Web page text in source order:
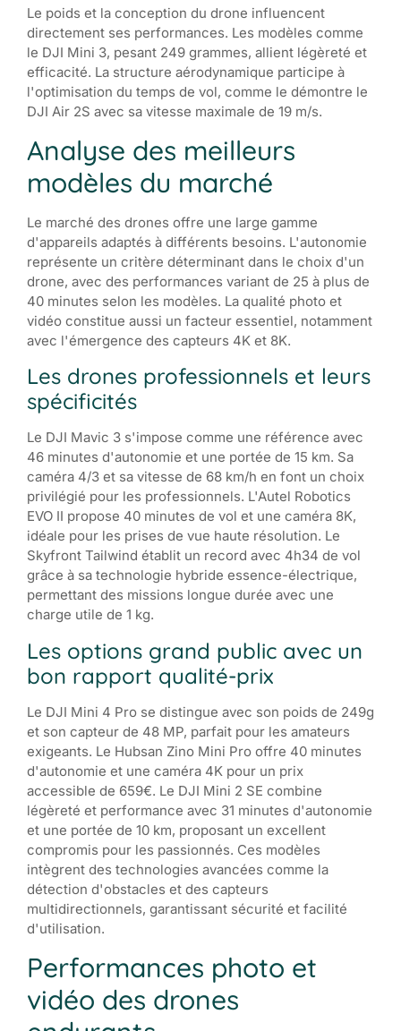
Le poids et la conception du drone influencent
directement ses performances. Les modèles comme
le DJI Mini 3, pesant 249 grammes, allient légèreté et
efficacité. La structure aérodynamique participe à
l'optimisation du temps de vol, comme le démontre le
DJI Air 2S avec sa vitesse maximale de 19 m/s.
Analyse des meilleurs
modèles du marché
Le marché des drones offre une large gamme
d'appareils adaptés à différents besoins. L'autonomie
représente un critère déterminant dans le choix d'un
drone, avec des performances variant de 25 à plus de
40 minutes selon les modèles. La qualité photo et
vidéo constitue aussi un facteur essentiel, notamment
avec l'émergence des capteurs 4K et 8K.
Les drones professionnels et leurs
spécificités
Le DJI Mavic 3 s'impose comme une référence avec
46 minutes d'autonomie et une portée de 15 km. Sa
caméra 4/3 et sa vitesse de 68 km/h en font un choix
privilégié pour les professionnels. L'Autel Robotics
EVO II propose 40 minutes de vol et une caméra 8K,
idéale pour les prises de vue haute résolution. Le
Skyfront Tailwind établit un record avec 4h34 de vol
grâce à sa technologie hybride essence-électrique,
permettant des missions longue durée avec une
charge utile de 1 kg.
Les options grand public avec un
bon rapport qualité-prix
Le DJI Mini 4 Pro se distingue avec son poids de 249g
et son capteur de 48 MP, parfait pour les amateurs
exigeants. Le Hubsan Zino Mini Pro offre 40 minutes
d'autonomie et une caméra 4K pour un prix
accessible de 659€. Le DJI Mini 2 SE combine
légèreté et performance avec 31 minutes d'autonomie
et une portée de 10 km, proposant un excellent
compromis pour les passionnés. Ces modèles
intègrent des technologies avancées comme la
détection d'obstacles et des capteurs
multidirectionnels, garantissant sécurité et facilité
d'utilisation.
Performances photo et
vidéo des drones